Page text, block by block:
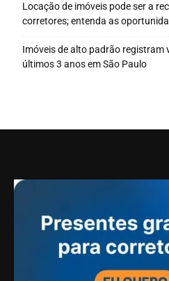
Locação de imóveis pode ser a
corretores; entenda as
Imóveis de alto padrão registram
últimos 3 anos em São Paulo